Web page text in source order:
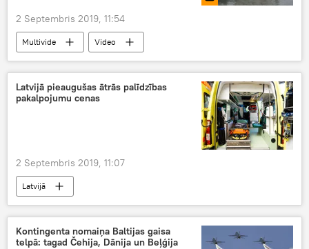
2 Septembris 2019, 11:54
Multivide Video
Latvijā pieaugušas ātrās palīdzības
pakalpojumu cenas
2 Septembris 2019, 11:07
Latvijā
Kontingenta nomaiņa Baltijas gaisa
telpā: tagad Čehija, Dānija un Beļģija